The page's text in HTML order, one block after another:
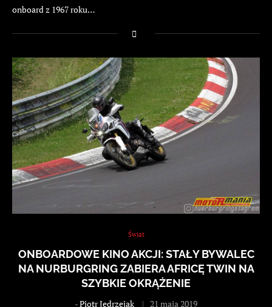
onboard z 1967 roku…
Świat
ONBOARDOWE KINO AKCJI: STAŁY BYWALEC
NA NURBURGRING ZABIERA AFRICĘ TWIN NA
SZYBKIE OKRĄŻENIE
-Piotr Jędrzejak 21 maja 2019